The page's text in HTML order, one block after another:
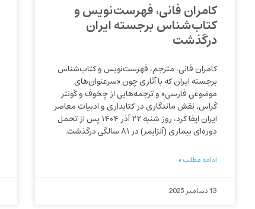
کامران فانی، فهرست‌نویس و
کتاب‌شناس برجسته ایران
درگذشت
کامران فانی، مترجم، فهرست‌نویس و کتاب‌شناس
برجسته ایران که با آثاری چون «سرعنوان‌های
موضوعی فارسی» و ترجمه‌هایی از چخوف و گونتر
گراس، نقش ماندگاری در کتابداری و ادبیات معاصر
ایران ایفا کرد، روز شنبه ۲۲ آذر ۱۴۰۴ پس از تحمل
دوره‌ای بیماری (آلزایمر) در ۸۱ سالگی درگذشت.
ادامه مطلب »
13 دسامبر 2025